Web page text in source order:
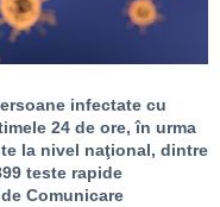
infectate cu
24 de ore, în urma
la nivel naţional, dintre
teste rapide
Comunicare